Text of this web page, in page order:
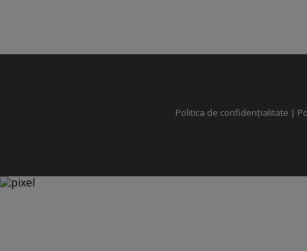
Politica de confidențialitate |